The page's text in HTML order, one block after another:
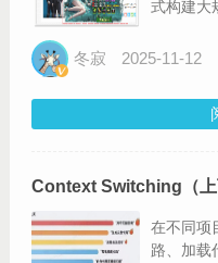
式构建大
冬寂 2025-11-12
Context Switching（上
在不同项
路、加载